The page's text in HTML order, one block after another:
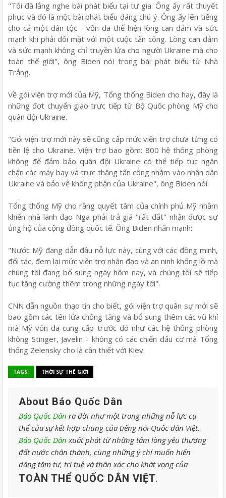
"Tôi đã lắng nghe bài phát biểu tại tư gia. Ông ấy rất thuyết
phục và đó là một bài phát biểu đáng chú ý. Ông ấy lên tiếng
cho cả một dân tộc - vốn đã thể hiện lòng can đảm và sức
mạnh khi phải đối mặt với một cuộc tấn công. Lòng can đảm
và sức mạnh không chỉ truyền lửa cho người Ukraine mà cho
toàn thế giới", ông Biden nói trong bài phát biểu từ Nhà
Trắng.
Về gói viện trợ mới của Mỹ, Tổng thống Biden cho hay, đây là
những đợt chuyển giao trực tiếp từ Bộ Quốc phòng Mỹ cho
quân đội Ukraine.
"Gói viện trợ mới này sẽ cũng cấp mức viện trợ chưa từng có
tiền lệ cho Ukraine. Viện trợ bao gồm: 800 hệ thống phòng
không để đảm bảo quân đội Ukraine có thể tiếp tục ngăn
chặn các máy bay và trực thăng tấn công nhằm vào nhân dân
Ukraine và bảo vệ không phận của Ukraine", ông Biden nói.
Tổng thống Mỹ cho rằng quyết tâm của chính phủ Mỹ nhằm
khiến nhà lãnh đạo Nga phải trả giá "rất đắt" nhận được sự
ủng hộ của cộng đồng quốc tế. Ông Biden nhấn mạnh:
"Nước Mỹ đang dẫn đầu nỗ lực này, cùng với các đồng minh,
đối tác, đem lại mức viện trợ nhân đạo và an ninh khổng lồ mà
chúng tôi đang bổ sung ngày hôm nay, và chúng tôi sẽ tiếp
tục tăng cường thêm trong những ngày tới".
CNN dẫn nguồn thạo tin cho biết, gói viện trợ quân sự mới sẽ
bao gồm các tên lửa chống tăng và bổ sung thêm các vũ khí
mà Mỹ vốn đã cung cấp trước đó như các hệ thống phòng
không Stinger, Javelin - không có các chiến đấu cơ mà Tổng
thống Zelensky cho là cần thiết với Kiev.
TAGS: THỜI SỰ THẾ GIỚI
About Báo Quốc Dân
Báo Quốc Dân ra đời như một trong những nỗ lực cụ
thể của sự kết hợp chung của tiếng nói Quốc dân Việt.
Báo Quốc Dân xuất phát từ những tấm lòng yêu thương
đất nước chân thành, cùng những ý chí muốn hiến
dâng tâm tư, trí tuệ và thân xác cho khát vọng của
TOÀN THỂ QUỐC DÂN VIỆT.